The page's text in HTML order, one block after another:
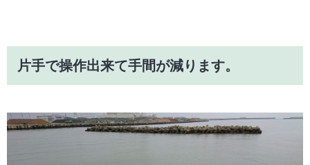
片手で操作出来て手間が減ります。